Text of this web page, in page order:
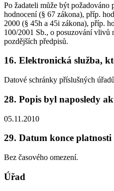
Po žadateli může být požadováno
hodnocení (§ 67 zákona), příp.
2000 (§ 45h a 45i zákona), příp.
100/2001 Sb., o posuzování vlivů
pozdějších předpisů.
16. Elektronická služba,
Datové schránky příslušných
28. Popis byl naposledy
05.11.2010
29. Datum konce platnosti
Bez časového omezení.
Úřad